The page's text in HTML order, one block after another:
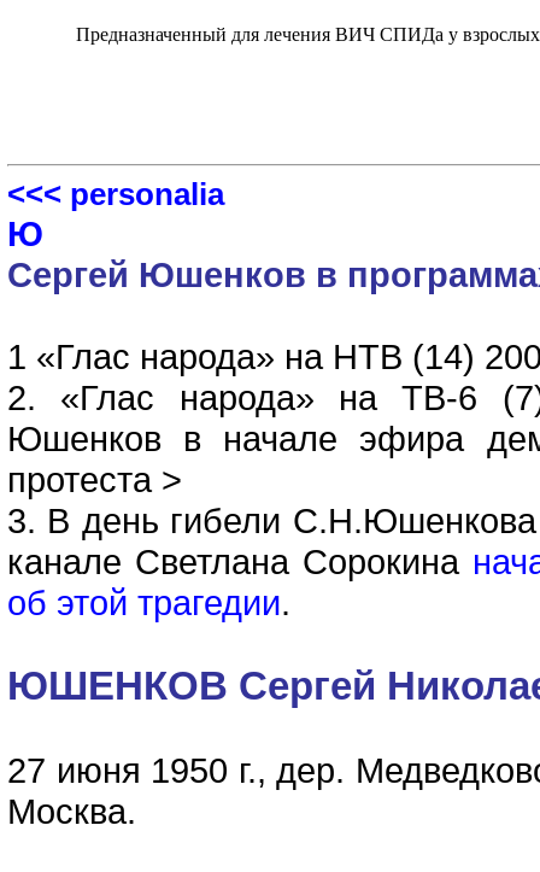
Предназначенный для лечения ВИЧ СПИДа у
<<< personalia
Ю
Сергей Юшенков в
1 «Глас народа» на НТВ (14)
2. «Глас народа» на ТВ-6
Юшенков в начале эфира
протеста >
3. В день гибели С.Н.Юшенкова
канале Светлана Сорокина
об этой трагедии.
ЮШЕНКОВ Сергей
27 июня 1950 г., дер.
Москва.